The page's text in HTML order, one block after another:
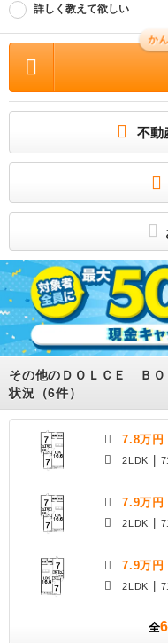
物件の所在地 : 北海道帯広市西十
分 / 面積 : 71.48m² / 築年月 : 新
益費等 : 2,000円 / 礼金等 : 1ヶ
住宅総合保険等の損害保険料 :
ん保証株式会社 初回保証料家賃
１０，０００円 月額保証料 １
用（故意・過失等別途実費）：
（公社）全日本不動産協会北
（一社）北海道不動産公正取
詳しく教えて欲しい
か
不動
その他のＤＯＬＣＥ Ｂ
状況（6件）
7.8万円
2LDK |
7.9万円
2LDK |
7.9万円
2LDK |
全6